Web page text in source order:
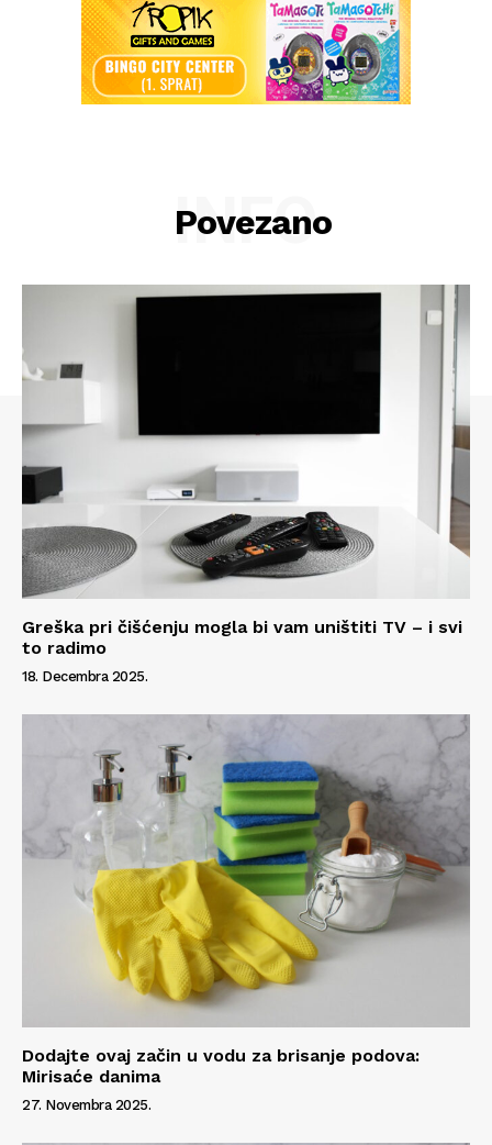
Povezano
INFO
Greška pri čišćenju mogla bi vam uništiti TV – i svi
to radimo
18. Decembra 2025.
Dodajte ovaj začin u vodu za brisanje podova:
Mirisaće danima
27. Novembra 2025.